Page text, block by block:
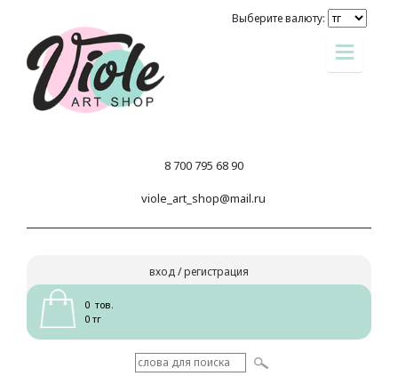
Выберите валюту:
8 700 795 68 90
viole_art_shop@mail.ru
вход/регистрация
0 тов.
0 тг